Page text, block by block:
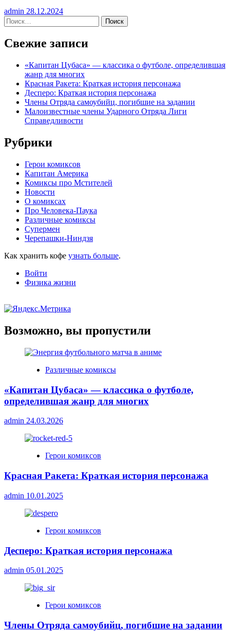
admin 28.12.2024
Найти:
Свежие записи
«Капитан Цубаса» — классика о футболе, определившая
жанр для многих
Красная Ракета: Краткая история персонажа
Десперо: Краткая история персонажа
Члены Отряда самоубийц, погибшие на задании
Малоизвестные члены Ударного Отряда Лиги
Справедливости
Рубрики
Герои комиксов
Капитан Америка
Комиксы про Мстителей
Новости
О комиксах
Про Человека-Паука
Различные комиксы
Супермен
Черепашки-Ниндзя
Как хранить кофе узнать больше.
Войти
Физика жизни
Возможно, вы пропустили
Различные комиксы
«Капитан Цубаса» — классика о футболе,
определившая жанр для многих
admin 24.03.2026
Герои комиксов
Красная Ракета: Краткая история персонажа
admin 10.01.2025
Герои комиксов
Десперо: Краткая история персонажа
admin 05.01.2025
Герои комиксов
Члены Отряда самоубийц, погибшие на задании